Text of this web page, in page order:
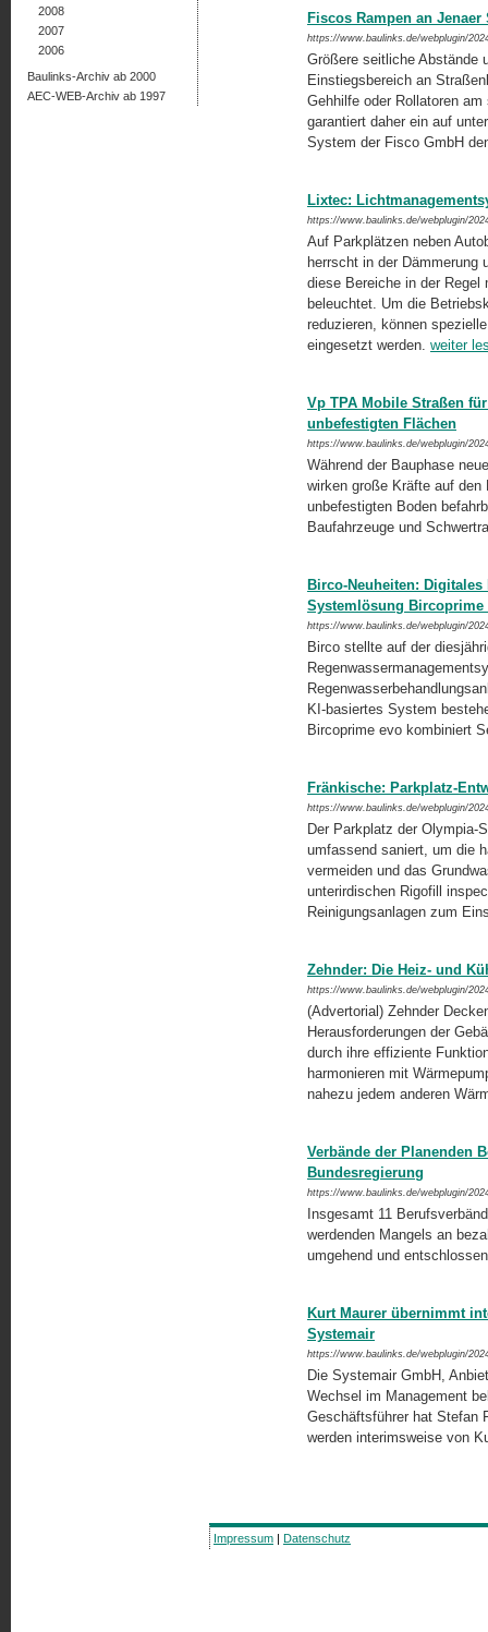
Fiscos Rampen an
https://www.baulinks.de/webplugin/
Größere seitliche Abstände
Einstiegsbereich an
Gehhilfe oder Rollatoren
garantiert daher ein auf
System der Fisco GmbH
Lixtec:
https://www.baulinks.de/webplugin/
Auf Parkplätzen neben
herrscht in der Dämmerung
diese Bereiche in der Regel
beleuchtet. Um die
reduzieren, können
eingesetzt werden. weiter
Vp TPA Mobile Straßen
unbefestigten Flächen
https://www.baulinks.de/webplugin/
Während der Bauphase
wirken große Kräfte auf
unbefestigten Boden
Baufahrzeuge und
Birco-Neuheiten:
Systemlösung Bircoprime
https://www.baulinks.de/webplugin/
Birco stellte auf der
KI-basiertes System
Bircoprime evo kombiniert
Fränkische: Parkplatz-
https://www.baulinks.de/webplugin/
Der Parkplatz der Olympia-
umfassend saniert, um die
vermeiden und das
unterirdischen Rigofill
Reinigungsanlagen zum
Zehnder: Die Heiz- und
https://www.baulinks.de/webplugin/
(Advertorial) Zehnder
Herausforderungen der
durch ihre effiziente
harmonieren mit
nahezu jedem anderen
Verbände der Planenden
Bundesregierung
https://www.baulinks.de/webplugin/
Insgesamt 11
werdenden Mangels an
umgehend und
Kurt Maurer übernimmt
Systemair
https://www.baulinks.de/webplugin/
Die Systemair GmbH,
Wechsel im Management
Geschäftsführer hat Stefan
werden interimsweise von
2008
2007
2006
Baulinks-Archiv ab 2000
AEC-WEB-Archiv ab 1997
Impressum | Datenschutz